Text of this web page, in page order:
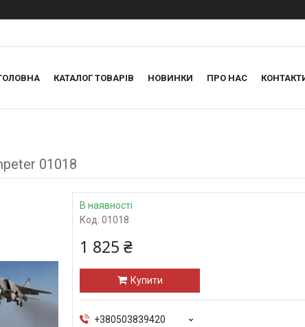
КАТАЛОГ ТОВАРІВ НОВИНКИ ПРО НАС
01018
В наявності
Код: 01018
1 825 ₴
Купити
+380503839420